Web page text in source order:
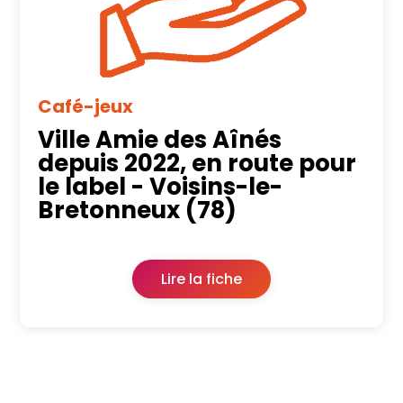
Café-jeux
Ville Amie des Aînés
depuis 2022, en route pour
le label - Voisins-le-
Bretonneux (78)
Lire la fiche